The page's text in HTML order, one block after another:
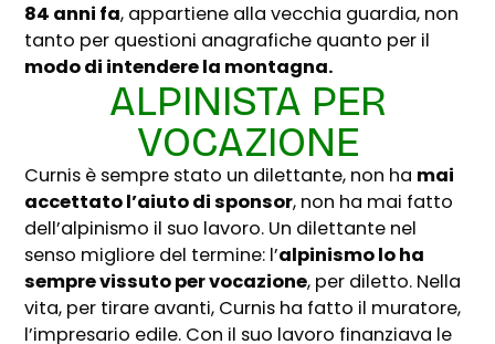
84 anni fa, appartiene alla vecchia guardia, non
tanto per questioni anagrafiche quanto per il
modo di intendere la montagna.
ALPINISTA PER
VOCAZIONE
Curnis è sempre stato un dilettante, non ha mai
accettato l’aiuto di sponsor, non ha mai fatto
dell’alpinismo il suo lavoro. Un dilettante nel
senso migliore del termine: l’alpinismo lo ha
sempre vissuto per vocazione, per diletto. Nella
vita, per tirare avanti, Curnis ha fatto il muratore,
l’impresario edile. Con il suo lavoro finanziava le